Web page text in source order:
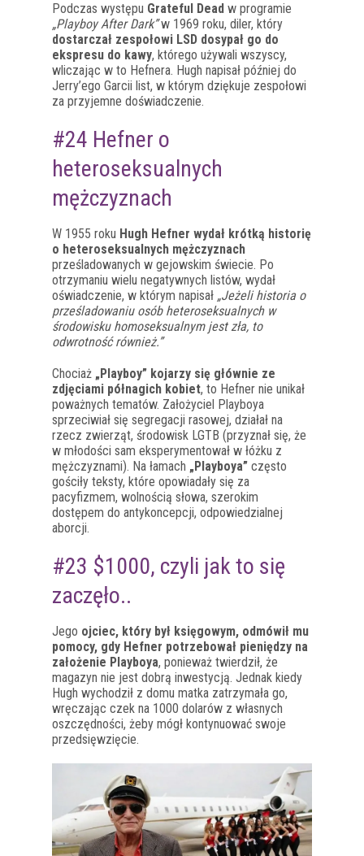
Podczas występu Grateful Dead w programie
„Playboy After Dark”w 1969 roku, diler, który
dostarczał zespołowi LSD dosypał go do
ekspresu do kawy, którego używali wszyscy,
wliczając w to Hefnera. Hugh napisał później do
Jerry’ego Garcii list, w którym dziękuje zespołowi
za przyjemne doświadczenie.
#24 Hefner o
heteroseksualnych
mężczyznach
W 1955 roku Hugh Hefner wydał krótką historię
o heteroseksualnych mężczyznach
prześladowanych w gejowskim świecie. Po
otrzymaniu wielu negatywnych listów, wydał
oświadczenie, w którym napisał „Jeżeli historia o
prześladowaniu osób heteroseksualnych w
środowisku homoseksualnym jest zła, to
odwrotność również.”
Chociaż „Playboy” kojarzy się głównie ze
zdjęciami półnagich kobiet, to Hefner nie unikał
poważnych tematów. Założyciel Playboya
sprzeciwiał się segregacji rasowej, działał na
rzecz zwierząt, środowisk LGTB (przyznał się, że
w młodości sam eksperymentował w łóżku z
mężczyznami). Na łamach „Playboya” często
gościły teksty, które opowiadały się za
pacyfizmem, wolnością słowa, szerokim
dostępem do antykoncepcji, odpowiedzialnej
aborcji.
#23 $1000, czyli jak to się
zaczęło..
Jego ojciec, który był księgowym, odmówił mu
pomocy, gdy Hefner potrzebował pieniędzy na
założenie Playboya, ponieważ twierdził, że
magazyn nie jest dobrą inwestycją. Jednak kiedy
Hugh wychodził z domu matka zatrzymała go,
wręczając czek na 1000 dolarów z własnych
oszczędności, żeby mógł kontynuować swoje
przedsięwzięcie.